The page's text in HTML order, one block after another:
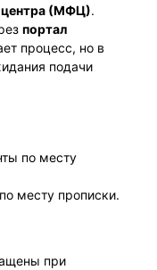
центра (МФЦ).
портал
процесс, но в
подачи
по месту
месту прописки.
при